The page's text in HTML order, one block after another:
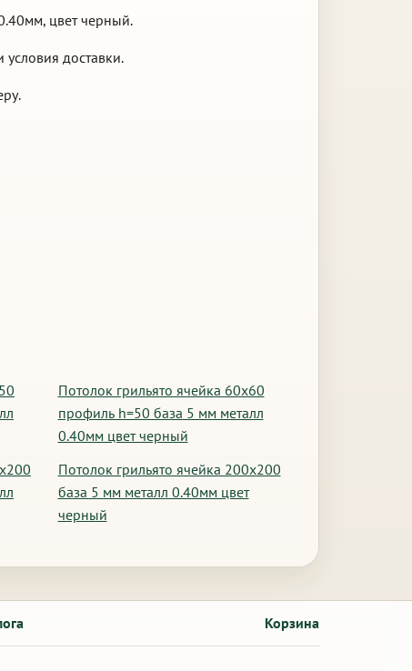
цвет черный.
доставки.
Потолок грильято ячейка 60х60
профиль h=50 база 5 мм металл
0.40мм цвет черный
Потолок грильято ячейка 200х200
база 5 мм металл 0.40мм цвет
черный
Корзина